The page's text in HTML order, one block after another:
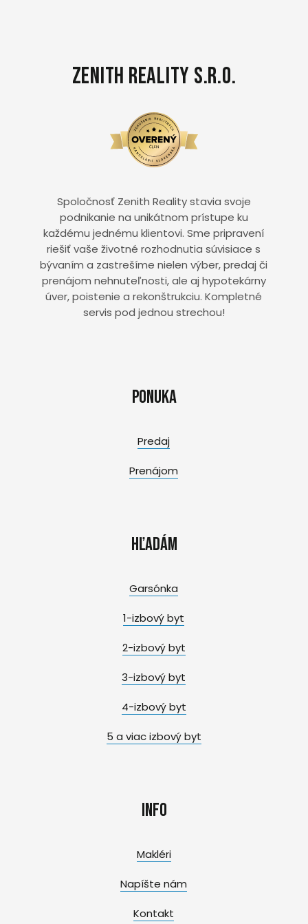
Zenith Reality s.r.o.
Spoločnosť Zenith Reality stavia svoje
podnikanie na unikátnom prístupe ku
každému jednému klientovi. Sme pripravení
riešiť vaše životné rozhodnutia súvisiace s
bývaním a zastrešíme nielen výber, predaj či
prenájom nehnuteľnosti, ale aj hypotekárny
úver, poistenie a rekonštrukciu. Kompletné
servis pod jednou strechou!
Ponuka
Predaj
Prenájom
Hľadám
Garsónka
1-izbový byt
2-izbový byt
3-izbový byt
4-izbový byt
5 a viac izbový byt
Info
Makléri
Napíšte nám
Kontakt